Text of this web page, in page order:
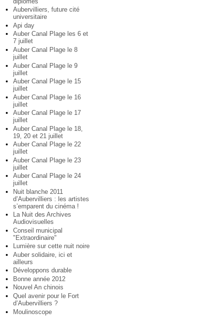
Aubervilliers, future cité
universitaire
Api day
Auber Canal Plage les 6 et
7 juillet
Auber Canal Plage le 8
juillet
Auber Canal Plage le 9
juillet
Auber Canal Plage le 15
juillet
Auber Canal Plage le 16
juillet
Auber Canal Plage le 17
juillet
Auber Canal Plage le 18,
19, 20 et 21 juillet
Auber Canal Plage le 22
juillet
Auber Canal Plage le 23
juillet
Auber Canal Plage le 24
juillet
Nuit blanche 2011
d’Aubervilliers : les artistes
s’emparent du cinéma !
La Nuit des Archives
Audiovisuelles
Conseil municipal
"Extraordinaire"
Lumière sur cette nuit noire
Auber solidaire, ici et
ailleurs
Développons durable
Bonne année 2012
Nouvel An chinois
Quel avenir pour le Fort
d’Aubervilliers ?
Moulinoscope